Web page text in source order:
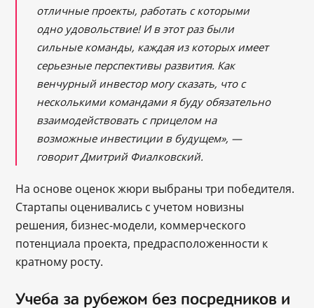
отличные проекты, работать с которыми
одно удовольствие! И в этот раз были
сильные команды, каждая из которых имеет
серьезные перспективы развития. Как
венчурный инвестор могу сказать, что с
несколькими командами я буду обязательно
взаимодействовать с прицелом на
возможные инвестиции в будущем», —
говорит Дмитрий Фиалковский.
На основе оценок жюри выбраны три победителя.
Стартапы оценивались с учетом новизны
решения, бизнес-модели, коммерческого
потенциала проекта, предрасположенности к
кратному росту.
Учеба за рубежом без посредников и